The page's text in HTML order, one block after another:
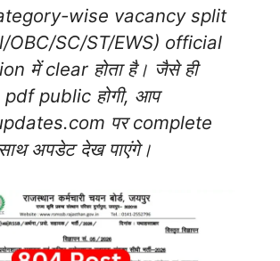
wise vacancy split
OBC/SC/ST/EWS) official
में clear होता है। जैसे ही
public होगी, आप
पर complete
अपडेट देख पाएंगे।